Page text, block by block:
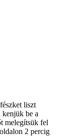
fészket liszt
be a
melegítsük fel
2 percig